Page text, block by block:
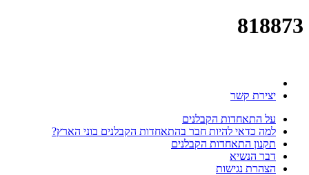
818873
יצירת קשר
על התאחדות הקבלנים
למה כדאי להיות חבר בהתאחדות הקבלנים בוני הארץ?
תקנון התאחדות הקבלנים
דבר הנשיא
הצהרת נגישות